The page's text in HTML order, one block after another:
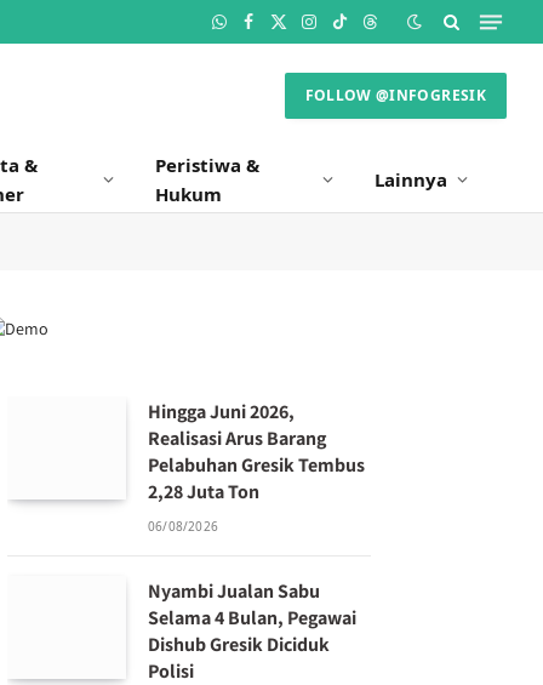
WhatsApp
Facebook
X
Instagram
TikTokThreads
FOLLOW @INFOGRESIK
&
Peristiwa &
Hukum
Lainnya
Hingga Juni 2026,
Realisasi Arus Barang
Pelabuhan Gresik Tembus
2,28 Juta Ton
06/08/2026
Nyambi Jualan Sabu
Selama 4 Bulan, Pegawai
Dishub Gresik Diciduk
Polisi